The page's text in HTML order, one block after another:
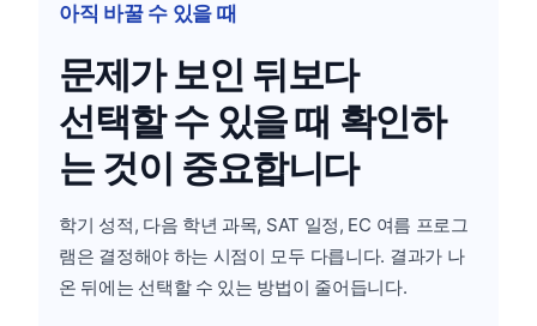
아직 바꿀 수 있을 때
문제가 보인 뒤보다
선택할 수 있을 때 확인하
는 것이 중요합니다
학기 성적, 다음 학년 과목, SAT 일정, EC 여름 프로그
램은 결정해야 하는 시점이 모두 다릅니다. 결과가 나
온 뒤에는 선택할 수 있는 방법이 줄어듭니다.